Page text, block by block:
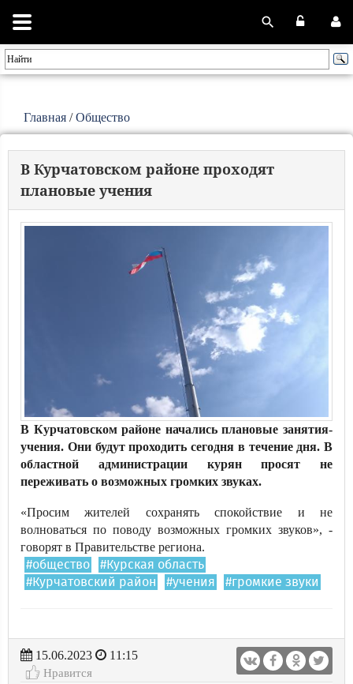
Главная /Общество
В Курчатовском районе проходят
плановые учения
В Курчатовском районе начались плановые занятия-
учения. Они будут проходить сегодня в течение дня. В
областной администрации курян просят не
переживать о возможных громких звуках.
«Просим жителей сохранять спокойствие и не
волноваться по поводу возможных громких звуков», -
говорят в Правительстве региона.
#общество
#Курская область
#Курчатовский район
#учения #громкие звуки
15.06.2023
11:15
Нравится